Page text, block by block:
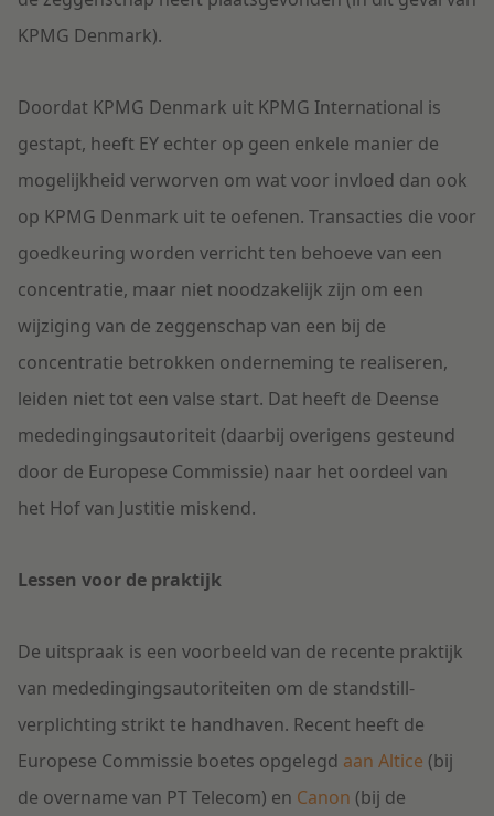
KPMG Denmark).
Doordat KPMG Denmark uit KPMG International is
gestapt, heeft EY echter op geen enkele manier de
mogelijkheid verworven om wat voor invloed dan ook
op KPMG Denmark uit te oefenen. Transacties die voor
goedkeuring worden verricht ten behoeve van een
concentratie, maar niet noodzakelijk zijn om een
wijziging van de zeggenschap van een bij de
concentratie betrokken onderneming te realiseren,
leiden niet tot een valse start. Dat heeft de Deense
mededingingsautoriteit (daarbij overigens gesteund
door de Europese Commissie) naar het oordeel van
het Hof van Justitie miskend.
Lessen voor de praktijk
De uitspraak is een voorbeeld van de recente praktijk
van mededingingsautoriteiten om de standstill-
verplichting strikt te handhaven. Recent heeft de
Europese Commissie boetes opgelegd aan Altice (bij
de overname van PT Telecom) en Canon (bij de